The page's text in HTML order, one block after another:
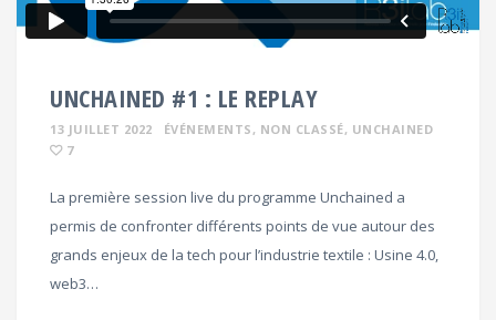
UNCHAINED #1 : LE REPLAY
13 JUILLET 2022 ÉVÉNEMENTS , NON CLASSÉ, UNCHAINED
7
La première session live du programme Unchained a
permis de confronter différents points de vue autour des
grands enjeux de la tech pour l’industrie textile : Usine 4.0,
web3…